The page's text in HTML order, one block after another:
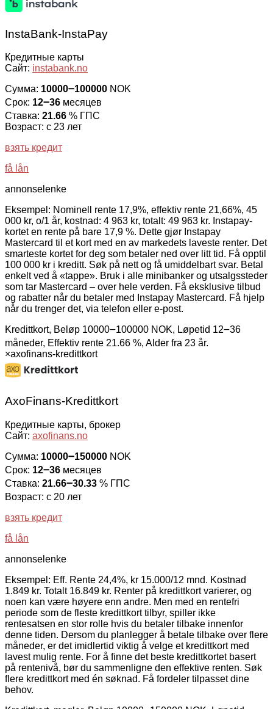
InstaBank-InstaPay
Кредитные карты
Сайт: instabank.no
Сумма: 10000౼100000 NOK
Срок: 12౼36 месяцев
Ставка: 21.66 % ГПС
Возраст: с 23 лет
взять кредит
få lån
annonselenke
Eksempel: Nominell rente 17,9%, effektiv rente 21,66%, 45
000 kr, o/1 år, kostnad: 4 963 kr, totalt: 49 963 kr. Instapay-
kortet en rente på bare 17,9 %. Dette gjør Instapay
Mastercard til et kort med en av markedets laveste renter. Det
smarteste kortet for deg som betaler ned over litt tid. Få opptil
100 000 kr i kreditt. Søk på nett og få umiddelbart svar. Betal
enkelt ved å «tappe». Bruk i alle minibanker og utsalgssteder
som tar Mastercard – over hele verden. Få eksklusive tilbud
og rabatter når du betaler med Instapay Mastercard. Få hjelp
når du trenger det, via telefon eller e-post.
Kredittkort, Beløp 10000౼100000 NOK, Løpetid 12౼36
måneder, Effektiv rente 21.66 %, Alder fra 23 år.
×axofinans-kredittkort
AxoFinans-Kredittkort
Кредитные карты, брокер
Сайт: axofinans.no
Сумма: 10000౼150000 NOK
Срок: 12౼36 месяцев
Ставка: 21.66౼30.33 % ГПС
Возраст: с 20 лет
взять кредит
få lån
annonselenke
Eksempel: Eff. Rente 24,4%, kr 15.000/12 mnd. Kostnad
1.849 kr. Totalt 16.849 kr. Renter på kredittkort varierer, og
noen kan være høyere enn andre. Men med en rentefri
periode som de fleste kredittkort tilbyr, spiller ikke
rentesatsen en stor rolle hvis du betaler tilbake innenfor
denne tiden. Dersom du planlegger å betale tilbake over flere
måneder, er det imidlertid viktig å velge et kredittkort med
lavest mulig rente. For å finne det beste kredittkortet basert
på rentenivå, bør du sammenligne den effektive renten. Søk
flere kredittkort med én søknad. Få fordeler tilpasset dine
behov.